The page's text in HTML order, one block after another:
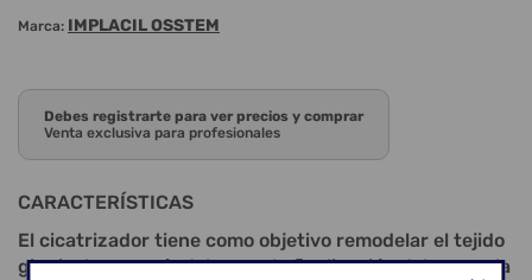
Marca: IMPLACIL OSSTEM
Debes registrarte para ver precios y comprar
Venta exclusiva para profesionales
CARACTERÍSTICAS
El cicatrizador tiene como objetivo remodelar el tejido
gingival, preparándolo para la finalización del caso y la